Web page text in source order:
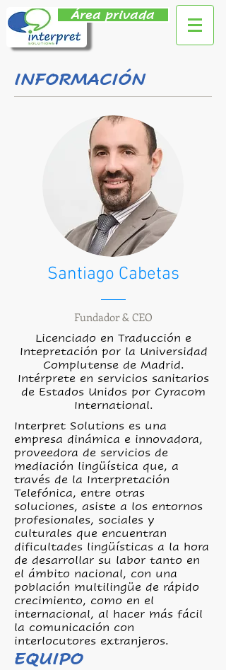
Área privada
INFORMACIÓN
Santiago Cabetas
Fundador & CEO
Licenciado en Traducción e
Intepretación por la Universidad
Complutense de Madrid.
Intérprete en servicios sanitarios
de Estados Unidos por Cyracom
International.
Interpret Solutions es una
empresa dinámica e innovadora,
proveedora de servicios de
mediación lingüística que, a
través de la Interpretación
Telefónica, entre otras
soluciones, asiste a los entornos
profesionales, sociales y
culturales que encuentran
dificultades lingüísticas a la hora
de desarrollar su labor tanto en
el ámbito nacional, con una
población multilingüe de rápido
crecimiento, como en el
internacional, al hacer más fácil
la comunicación con
interlocutores extranjeros.
EQUIPO